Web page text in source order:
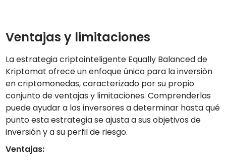
Ventajas y limitaciones
La estrategia criptointeligente Equally Balanced de
Kriptomat ofrece un enfoque único para la inversión
en criptomonedas, caracterizado por su propio
conjunto de ventajas y limitaciones. Comprenderlas
puede ayudar a los inversores a determinar hasta qué
punto esta estrategia se ajusta a sus objetivos de
inversión y a su perfil de riesgo.
Ventajas: